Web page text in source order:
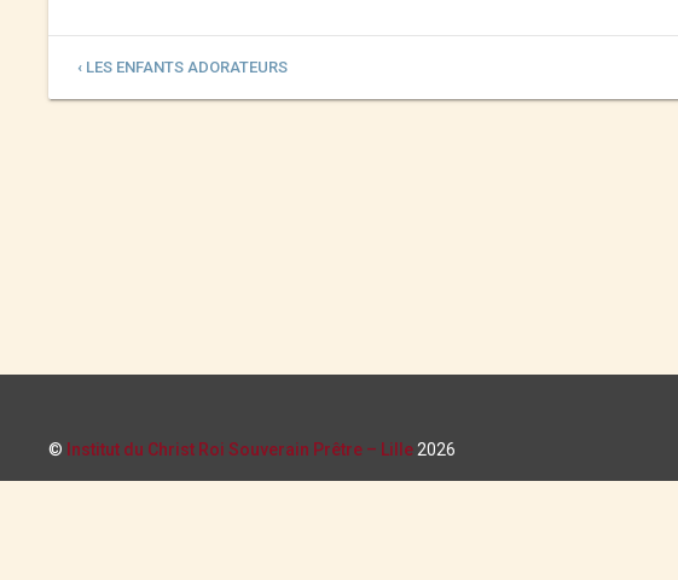
‹ LES ENFANTS ADORATEURS
© Institut du Christ Roi Souverain Prêtre – Lille 2026